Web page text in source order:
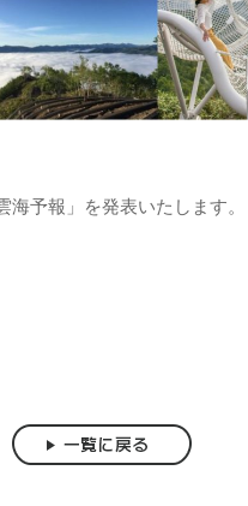
予報」を発表いたします。